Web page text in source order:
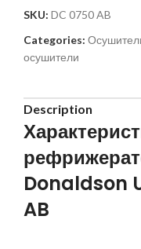
SKU: DC 0750 AB
Categories:
осушители
Description
Donaldson
AB